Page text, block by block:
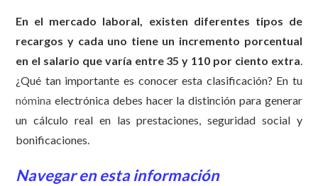
En el mercado laboral, existen diferentes tipos de
recargos y cada uno tiene un incremento porcentual
en el salario que varía entre 35 y 110 por ciento extra.
¿Qué tan importante es conocer esta clasificación? En tu
nómina electrónica debes hacer la distinción para generar
un cálculo real en las prestaciones, seguridad social y
bonificaciones.
Navegar en esta información